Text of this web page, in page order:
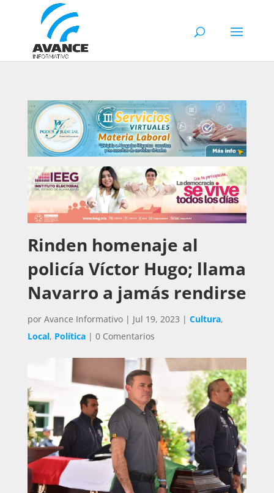
Rinden homenaje al
policía Víctor Hugo; llama
Navarro a jamás rendirse
por Avance Informativo| Jul 19, 2023 | Cultura,
Local, Política| 0 Comentarios